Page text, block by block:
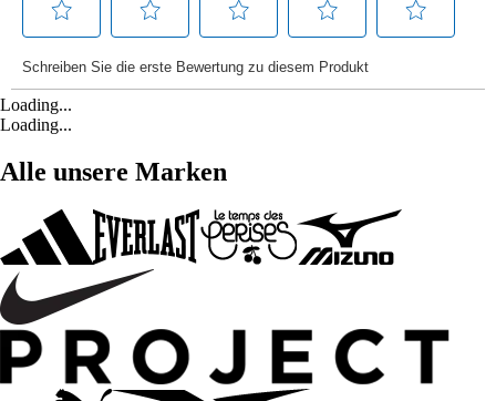
Loading...
Loading...
Alle unsere Marken